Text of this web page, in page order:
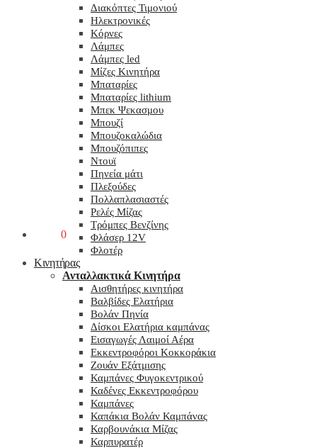
0
Διακόπτες Τιμονιού
Ηλεκτρονικές
Κόρνες
Λάμπες
Λάμπες led
Μίζες Κινητήρα
Μπαταρίες
Μπαταρίες lithium
Μπεκ Ψεκασμου
Μπουζί
Μπουζοκαλώδια
Μπουζόπιπες
Ντουϊ
Πηνεία μάτι
Πλεξούδες
Πολλαπλασιαστές
Ρελές Μίζας
Τρόμπες Βενζίνης
Φλάσερ 12V
Φλοτέρ
Κινητήρας
Ανταλλακτικά Κινητήρα
Αισθητήρες κινητήρα
Βαλβίδες Ελατήρια
Βολάν Πηνία
Δίσκοι Ελατήρια καμπάνας
Εισαγωγές Λαιμοί Αέρα
Εκκεντροφόροι Κοκκοράκια
Ζουάν Εξάτμισης
Καμπάνες Φυγοκεντρικού
Καδένες Εκκεντροφόρου
Καμπάνες
Καπάκια Βολάν Καμπάνας
Καρβουνάκια Μίζας
Καρπυρατέρ